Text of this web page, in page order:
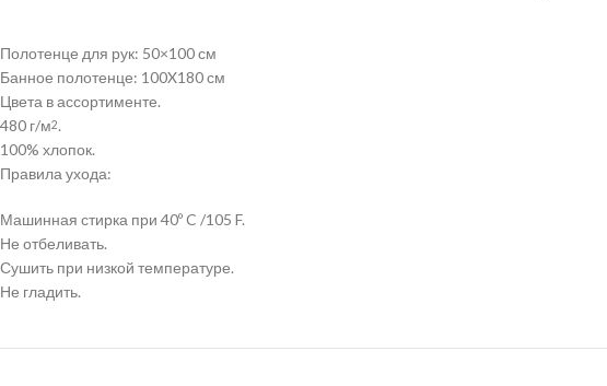
Полотенце для рук: 50×100 см
Банное полотенце: 100X180 см
Цвета в ассортименте.
480 г/м2.
100% хлопок.
Правила ухода:
Машинная стирка при 40º C /105 F.
Не отбеливать.
Сушить при низкой температуре.
Не гладить.